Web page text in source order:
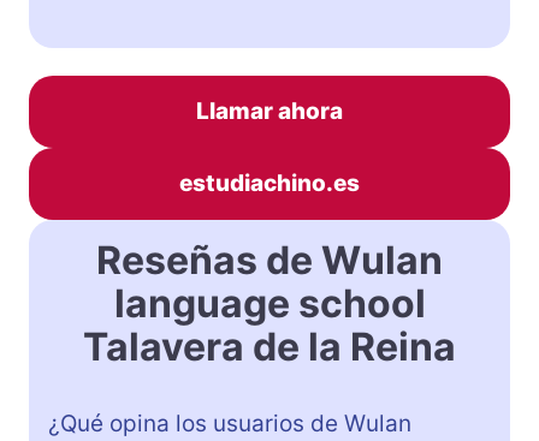
Llamar ahora
estudiachino.es
Reseñas de Wulan
language school
Talavera de la Reina
¿Qué opina los usuarios de Wulan